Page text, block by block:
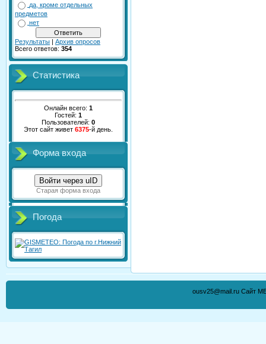
да, кроме отдельных
предметов
нет
Результаты | Архив опросов
Всего ответов: 354
Статистика
Онлайн всего: 1
Гостей: 1
Пользователей: 0
Этот сайт живет 6375-й день.
Форма входа
Войти через uID
Старая форма входа
Погода
ousv25@mail.ru Сайт